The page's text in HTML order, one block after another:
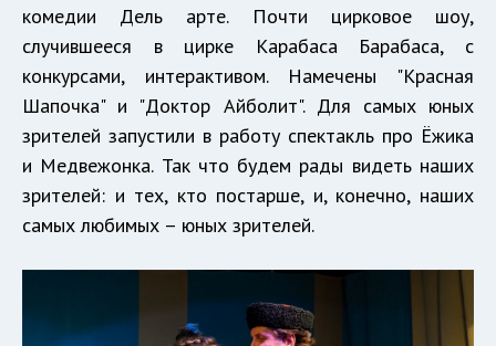
комедии Дель арте. Почти цирковое шоу,
случившееся в цирке Карабаса Барабаса, с
конкурсами, интерактивом. Намечены "Красная
Шапочка" и "Доктор Айболит". Для самых юных
зрителей запустили в работу спектакль про Ёжика
и Медвежонка. Так что будем рады видеть наших
зрителей: и тех, кто постарше, и, конечно, наших
самых любимых – юных зрителей.